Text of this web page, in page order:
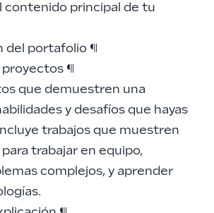
contenido principal de tu
del portafolio ¶
proyectos ¶
que demuestren una
y desafíos que hayas
trabajos que muestren
trabajar en equipo,
complejos, y aprender